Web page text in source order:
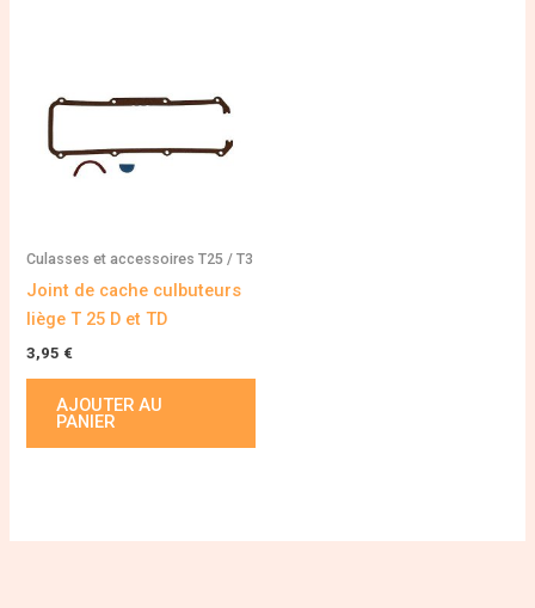
Culasses et accessoires T25 / T3
Joint de cache culbuteurs
liège T 25 D et TD
3,95 €
AJOUTER AU
PANIER